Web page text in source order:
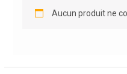
Aucun produit ne